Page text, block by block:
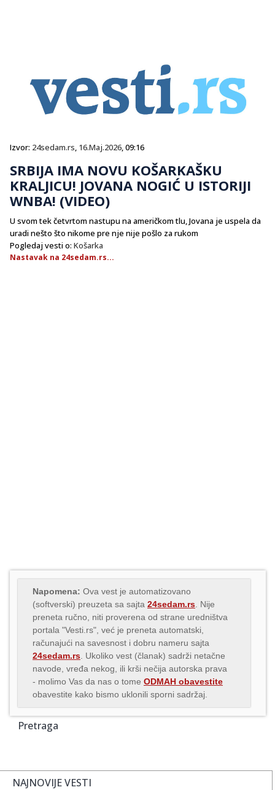
Izvor: 24sedam.rs, 16.Maj.2026, 09:16
SRBIJA IMA NOVU KOŠARKAŠKU
KRALJICU! JOVANA NOGIĆ U ISTORIJI
WNBA! (VIDEO)
U svom tek četvrtom nastupu na američkom tlu, Jovana je uspela da
uradi nešto što nikome pre nje nije pošlo za rukom
Pogledaj vesti o: Košarka
Nastavak na 24sedam.rs...
Napomena: Ova vest je automatizovano
(softverski) preuzeta sa sajta 24sedam.rs . Nije
preneta ručno, niti proverena od strane uredništva
portala "Vesti.rs", već je preneta automatski,
računajući na savesnost i dobru nameru sajta
24sedam.rs . Ukoliko vest (članak) sadrži netačne
navode, vređa nekog, ili krši nečija autorska prava
- molimo Vas da nas o tome ODMAH obavestite
obavestite kako bismo uklonili sporni sadržaj.
Pretraga
NAJNOVIJE VESTI